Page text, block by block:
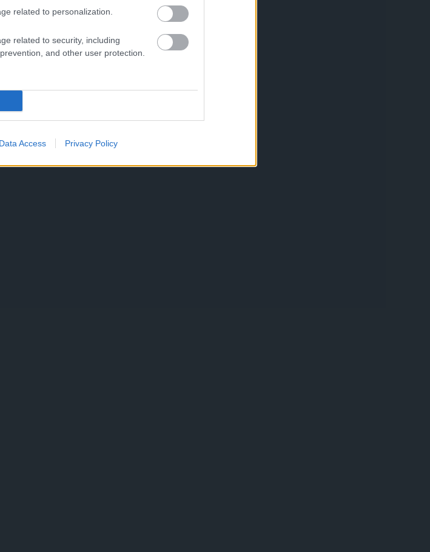
related to personalization.
related to security, including
and other user protection.
Data Access Privacy Policy